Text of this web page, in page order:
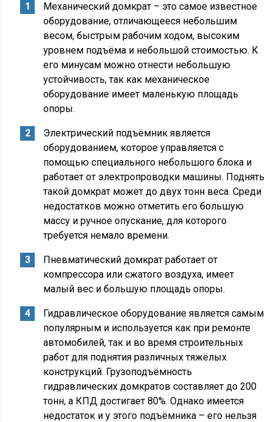
Механический домкрат – это самое известное
оборудование, отличающееся небольшим
весом, быстрым рабочим ходом, высоким
уровнем подъёма и небольшой стоимостью. К
его минусам можно отнести небольшую
устойчивость, так как механическое
оборудование имеет маленькую площадь
опоры.
Электрический подъёмник является
оборудованием, которое управляется с
помощью специального небольшого блока и
работает от электропроводки машины. Поднять
такой домкрат может до двух тонн веса. Среди
недостатков можно отметить его большую
массу и ручное опускание, для которого
требуется немало времени.
Пневматический домкрат работает от
компрессора или сжатого воздуха, имеет
малый вес и большую площадь опоры.
Гидравлическое оборудование является самым
популярным и используется как при ремонте
автомобилей, так и во время строительных
работ для поднятия различных тяжёлых
конструкций. Грузоподъёмность
гидравлических домкратов составляет до 200
тонн, а КПД достигает 80%. Однако имеется
недостаток и у этого подъёмника – его нельзя